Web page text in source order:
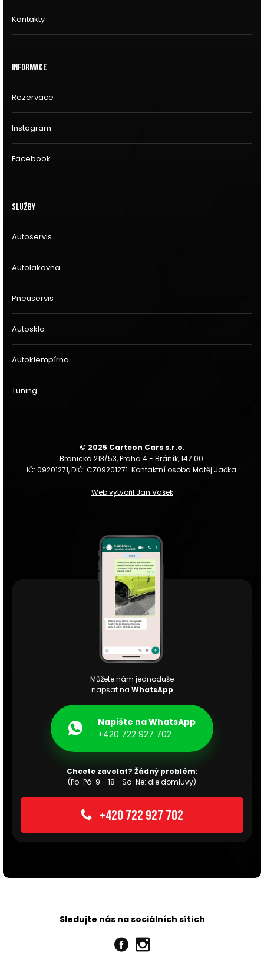
Kontakty
Informace
Rezervace
Instagram
Facebook
Služby
Autoservis
Autolakovna
Pneuservis
Autosklo
Autoklempírna
Tuning
© 2025 Carteon Cars s.r.o.
Branická 213/53, Praha 4 - Bráník, 147 00.
IČ: 09201271, DIČ: CZ09201271. Kontaktní osoba Matěj Jačka.
Web vytvořil Jan Vašek
Můžete nám jednoduše
napsat na WhatsApp
Napište na WhatsApp
+420 722 927 702
Chcete zavolat? Žádný problém:
(Po-Pá: 9 - 18 So-Ne: dle domluvy)
+420 722 927 702
Sledujte nás na sociálních sítích